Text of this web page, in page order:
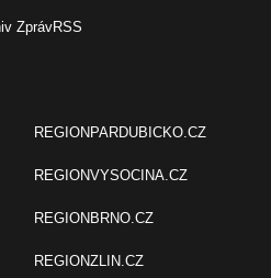
ZprávRSS
REGIONPARDUBICKO.CZ
REGIONVYSOCINA.CZ
REGIONBRNO.CZ
REGIONZLIN.CZ